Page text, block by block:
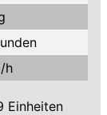
h
Einheiten